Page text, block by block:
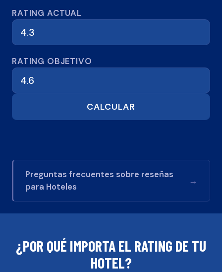
RATING ACTUAL
RATING OBJETIVO
CALCULAR
Preguntas frecuentes sobre reseñas
para Hoteles
→
¿POR QUÉ IMPORTA EL RATING DE TU
HOTEL?